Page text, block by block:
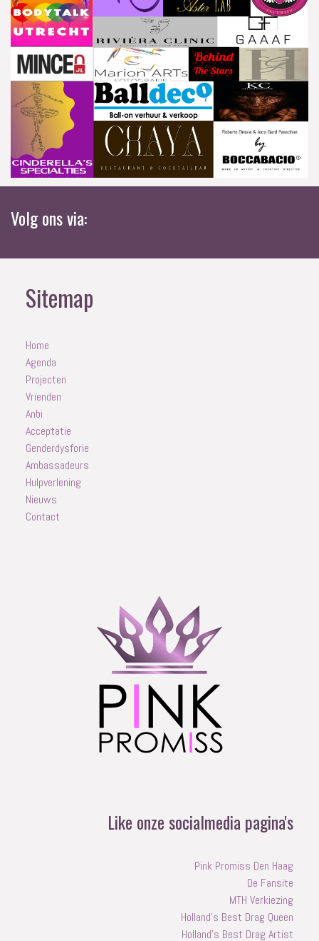
Volg ons via:
Sitemap
Home
Agenda
Projecten
Vrienden
Anbi
Acceptatie
Genderdysforie
Ambassadeurs
Hulpverlening
Nieuws
Contact
Like onze socialmedia pagina's
Pink Promiss Den Haag
De Fansite
MTH Verkiezing
Holland's Best Drag Queen
Holland's Best Drag Artist